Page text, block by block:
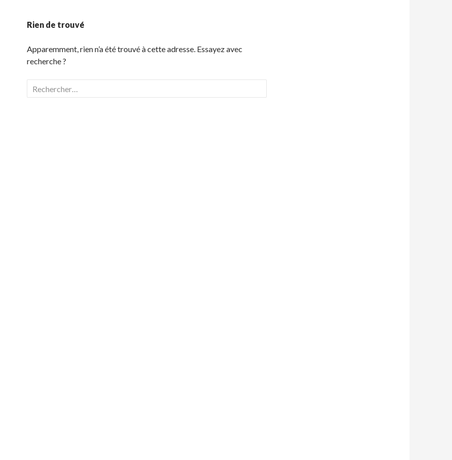
Rien de trouvé
Apparemment, rien n’a été trouvé à cette adresse. Essayez avec
recherche ?
Rechercher :